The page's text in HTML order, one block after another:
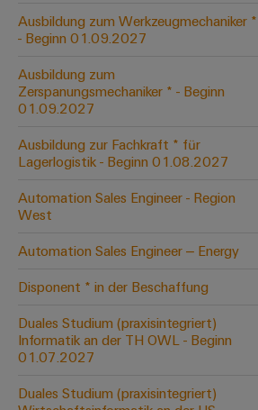
Schaltschrankbau
Moderne
und
digitale
für
klimafreundliche
im
Schiffbau
Verbindungslösungen
die
maritime
Industrie
Wasseraufbereitung
Leiterplattensteckverbinder
&
PCB
Services
Equipment
(OEM)
AI
Access
&
Services
Industrial
Platform
easyConnect
Werkstatt
&
Ausbildung zum Werkzeugmechaniker *
- Beginn 01.09.2027
Ausbildung zum
Zerspanungsmechaniker * - Beginn
01.09.2027
Ausbildung zur Fachkraft * für
Lagerlogistik - Beginn 01.08.2027
Automation Sales Engineer - Region
West
Automation Sales Engineer – Energy
Disponent * in der Beschaffung
Duales Studium (praxisintegriert)
Informatik an der TH OWL - Beginn
01.07.2027
Duales Studium (praxisintegriert)